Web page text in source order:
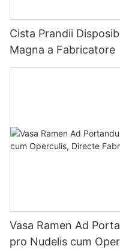
Cista Prandii
Magna a Fabricatore
Vasa Ramen Ad
pro Nudelis cum